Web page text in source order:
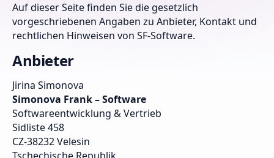
Auf dieser Seite finden Sie die gesetzlich
vorgeschriebenen Angaben zu Anbieter, Kontakt und
rechtlichen Hinweisen von SF-Software.
Anbieter
Jirina Simonova
Simonova Frank – Software
Softwareentwicklung & Vertrieb
Sidliste 458
CZ-38232 Velesin